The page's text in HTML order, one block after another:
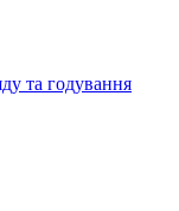
та годування